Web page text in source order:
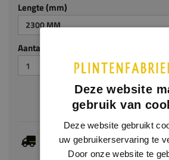
Lengte (mm)
2300 MM
Aantal stuks
Dit artikel is voorradig, de
bedraagt 1-3 werkdagen
Deze website
gebruik van
Deze website gebruikt
uw gebruikerservaring te
Door onze website te